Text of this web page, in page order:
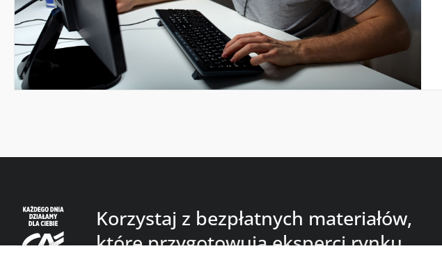
Korzystaj z bezpłatnych materiałów,
które przygotowują eksperci rynku